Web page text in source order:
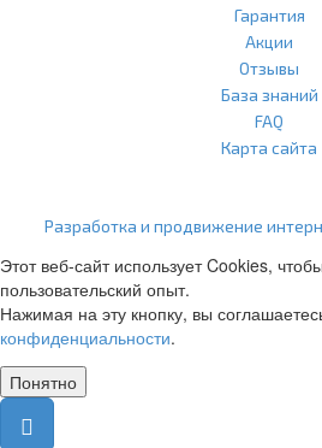
Гарантия
Акции
Отзывы
База знаний
FAQ
Карта сайта
Разработка и продвижение
Этот веб-сайт использует Cookies,
пользовательский опыт.
Нажимая на эту кнопку, вы
конфиденциальности.
Понятно